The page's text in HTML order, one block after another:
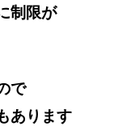
制限が
で
あります